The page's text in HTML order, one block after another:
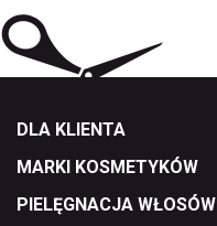
DLA KLIENTA
MARKI KOSMETYKÓW
PIELĘGNACJA WŁOSÓW